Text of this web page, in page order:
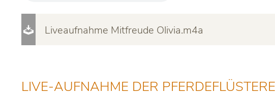
Liveaufnahme Mitfreude Olivia.m4a
LIVE-AUFNAHME DER